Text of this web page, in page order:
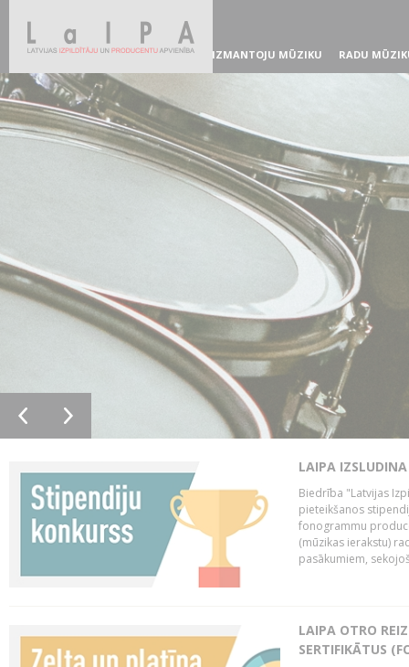
IZMANTOJU MŪZIKU RADU
LAIPA
Biedrība "Latvijas
pieteikšanos
fonogrammu
(mūzikas ierakstu)
pasākumiem,
LAIPA OTRO
SERTIFIKĀTUS